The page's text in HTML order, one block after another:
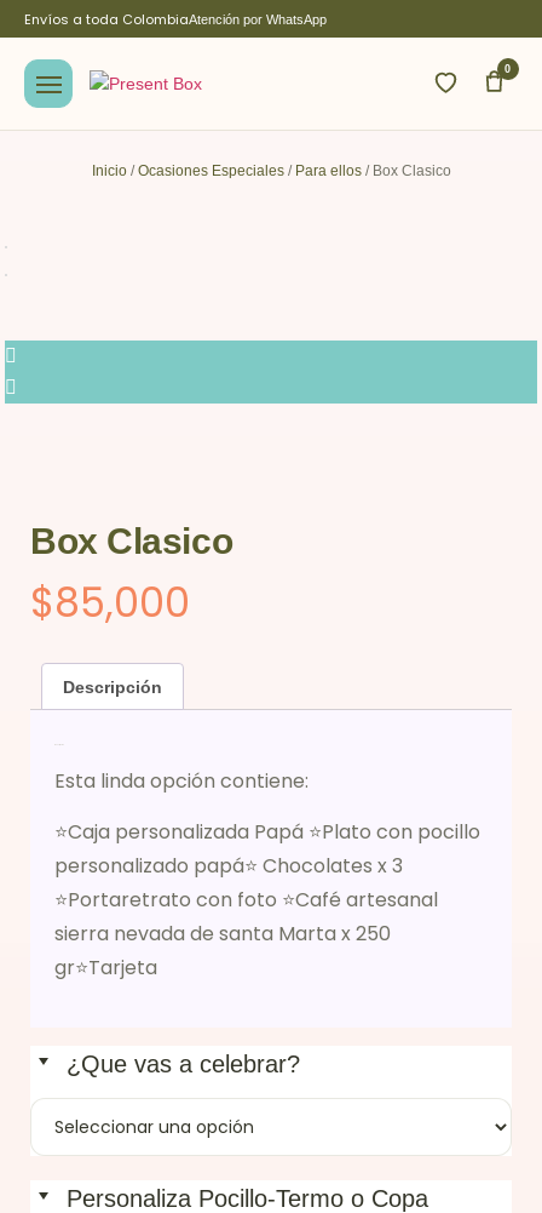
Envíos a toda ColombiaAtención por WhatsApp
0
Inicio/Ocasiones Especiales/ Para ellos/ Box Clasico
Box Clasico
$85,000
Descripción
Esta linda opción contiene:
⭐Caja personalizada Papá ⭐Plato con pocillo
personalizado papá⭐ Chocolates x 3
⭐Portaretrato con foto ⭐Café artesanal
sierra nevada de santa Marta x 250
gr⭐Tarjeta
¿Que vas a celebrar?
Personaliza Pocillo-Termo o Copa